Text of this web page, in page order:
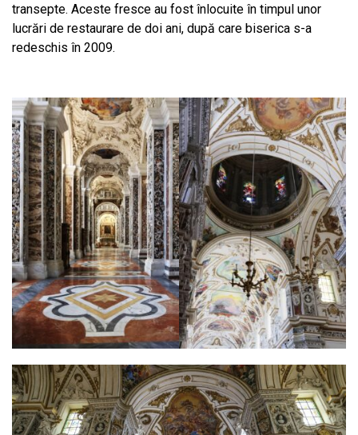
transepte. Aceste fresce au fost înlocuite în timpul unor
lucrări de restaurare de doi ani, după care biserica s-a
redeschis în 2009.